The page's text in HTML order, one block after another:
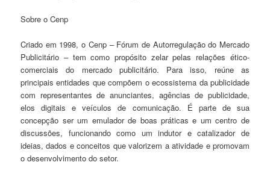
Sobre o Cenp
Criado em 1998, o Cenp – Fórum de Autorregulação do Mercado
Publicitário – tem como propósito zelar pelas relações ético-
comerciais do mercado publicitário. Para isso, reúne as
principais entidades que compõem o ecossistema da publicidade
com representantes de anunciantes, agências de publicidade,
elos digitais e veículos de comunicação. É parte de sua
concepção ser um emulador de boas práticas e um centro de
discussões, funcionando como um indutor e catalizador de
ideias, dados e conceitos que valorizem a atividade e promovam
o desenvolvimento do setor.